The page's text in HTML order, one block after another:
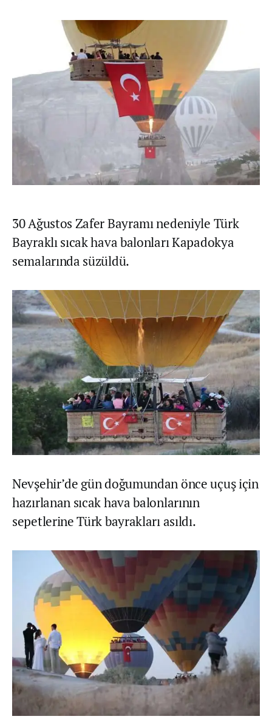
30 Ağustos Zafer Bayramı nedeniyle Türk
Bayraklı sıcak hava balonları Kapadokya
semalarında süzüldü.
Nevşehir’de gün doğumundan önce uçuş için
hazırlanan sıcak hava balonlarının
sepetlerine Türk bayrakları asıldı.